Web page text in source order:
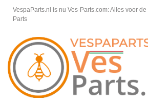
VespaParts.nl is nu Ves-Parts.com: Alles voor de
Parts